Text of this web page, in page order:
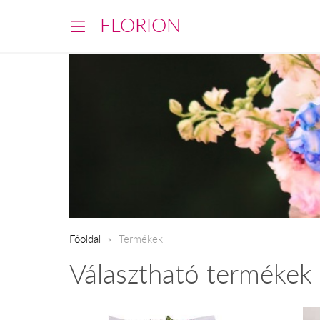
FLORION
Főoldal Termékek
Választható termékek